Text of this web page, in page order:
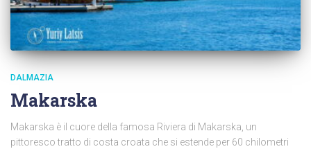
DALMAZIA
Makarska
Makarska è il cuore della famosa Riviera di Makarska, un
pittoresco tratto di costa croata che si estende per 60 chilometri